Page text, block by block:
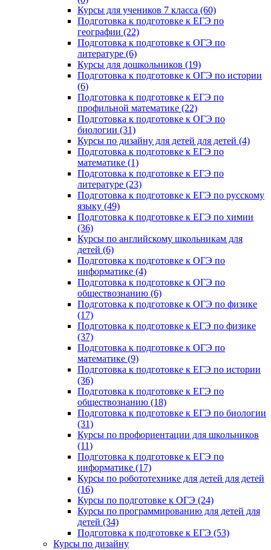
Курсы для учеников 7 класса (60)
Подготовка к подготовке к ЕГЭ по
географии (22)
Подготовка к подготовке к ОГЭ по
литературе (6)
Курсы для дошкольников (19)
Подготовка к подготовке к ОГЭ по истории
(6)
Подготовка к подготовке к ЕГЭ по
профильной математике (22)
Подготовка к подготовке к ОГЭ по
биологии (31)
Курсы по дизайну для детей для детей (4)
Подготовка к подготовке к ЕГЭ по
математике (1)
Подготовка к подготовке к ЕГЭ по
литературе (23)
Подготовка к подготовке к ЕГЭ по русскому
языку (49)
Подготовка к подготовке к ЕГЭ по химии
(36)
Курсы по английскому школьникам для
детей (6)
Подготовка к подготовке к ОГЭ по
информатике (4)
Подготовка к подготовке к ОГЭ по
обществознанию (6)
Подготовка к подготовке к ОГЭ по физике
(17)
Подготовка к подготовке к ЕГЭ по физике
(37)
Подготовка к подготовке к ОГЭ по
математике (9)
Подготовка к подготовке к ЕГЭ по истории
(36)
Подготовка к подготовке к ЕГЭ по
обществознанию (18)
Подготовка к подготовке к ЕГЭ по биологии
(31)
Курсы по профориентации для школьников
(11)
Подготовка к подготовке к ЕГЭ по
информатике (17)
Курсы по робототехнике для детей для детей
(16)
Курсы по подготовке к ОГЭ (24)
Курсы по программированию для детей для
детей (34)
Подготовка к подготовке к ЕГЭ (53)
Курсы по дизайну